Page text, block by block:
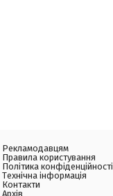
Рекламодавцям
Правила користування
Політика конфіденційності
Технічна інформація
Контакти
Архів